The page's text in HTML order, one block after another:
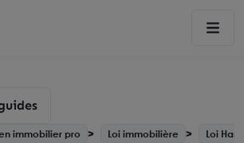
immobilier pro Loi immobilière Loi